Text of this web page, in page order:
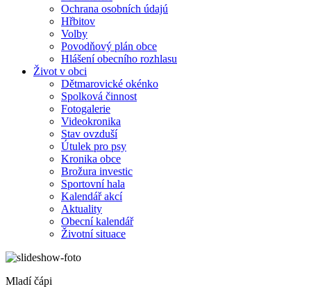
Ochrana osobních údajú
Hřbitov
Volby
Povodňový plán obce
Hlášení obecního rozhlasu
Život v obci
Dětmarovické okénko
Spolková činnost
Fotogalerie
Videokronika
Stav ovzduší
Útulek pro psy
Kronika obce
Brožura investic
Sportovní hala
Kalendář akcí
Aktuality
Obecní kalendář
Životní situace
Mladí čápi